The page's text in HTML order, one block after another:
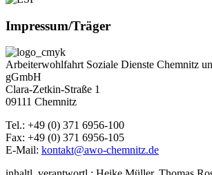
Impressum/Träger
Arbeiterwohlfahrt Soziale Dienste Chemnitz
gGmbH
Clara-Zetkin-Straße 1
09111 Chemnitz
Tel.: +49 (0) 371 6956-100
Fax: +49 (0) 371 6956-105
E-Mail: kontakt@awo-chemnitz.de